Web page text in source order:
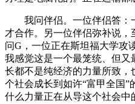
我问伴侣。一位伴侣答：
才合作。另一位伴侣弥补说
问G，一位正在斯坦福大学攻
我感觉这是一个最笼统、但
长都不是纯经济的力量所致
个社会成长到如许“富甲全国”
什么力量正在从导这个社会中